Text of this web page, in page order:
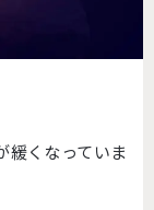
緩くなっていま